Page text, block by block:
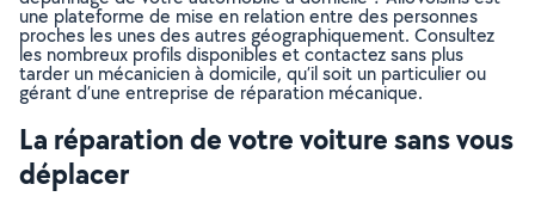
une plateforme de mise en relation entre des personnes
proches les unes des autres géographiquement. Consultez
les nombreux profils disponibles et contactez sans plus
tarder un mécanicien à domicile, qu’il soit un particulier ou
gérant d’une entreprise de réparation mécanique.
La réparation de votre voiture sans vous
déplacer